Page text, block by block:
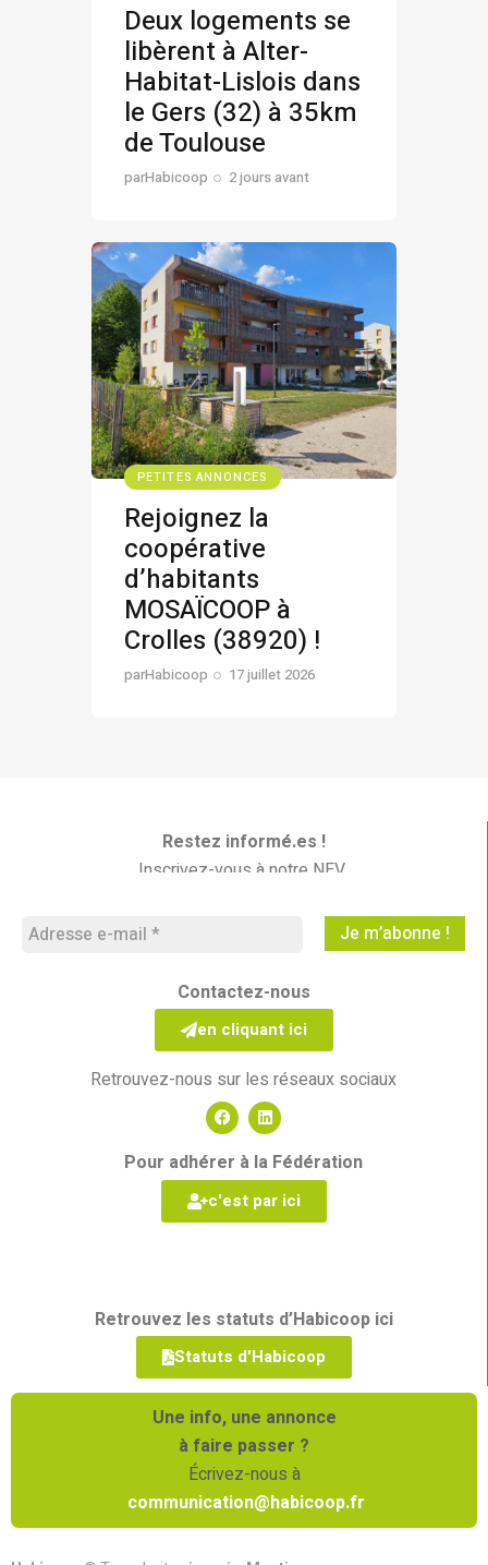
Deux logements se
libèrent à Alter-
Habitat-Lislois dans
le Gers (32) à 35km
de Toulouse
parHabicoop 2 jours avant
PETITES ANNONCES
Rejoignez la
coopérative
d’habitants
MOSAÏCOOP à
Crolles (38920) !
parHabicoop 17 juillet 2026
Restez informé.es !
Inscrivez-vous à notre NEV
Contactez-nous
en cliquant ici
Retrouvez-nous sur les réseaux sociaux
Pour adhérer à la Fédération
c'est par ici
Retrouvez les statuts d’Habicoop ici
Statuts d'Habicoop
Une info, une annonce
à faire passer ?
Écrivez-nous à
communication@habicoop.fr